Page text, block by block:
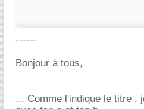
------
Bonjour à tous,
... Comme l'indique le titre ,